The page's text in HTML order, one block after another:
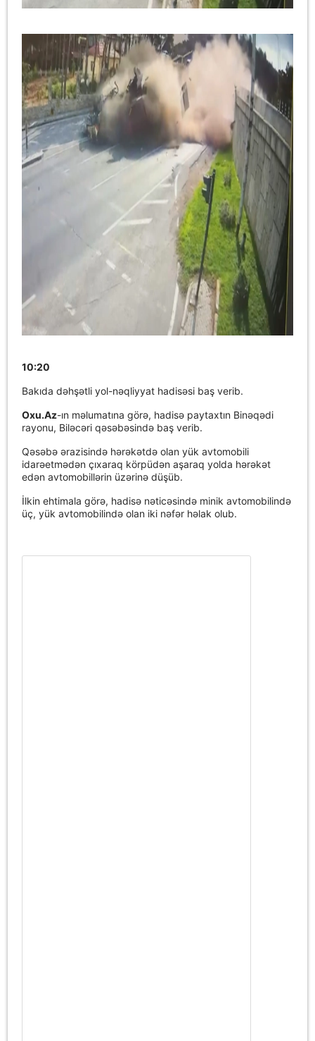
10:20
Bakıda dəhşətli yol-nəqliyyat hadisəsi baş verib.
Oxu.Az-ın məlumatına görə, hadisə paytaxtın Binəqədi
rayonu, Biləcəri qəsəbəsində baş verib.
Qəsəbə ərazisində hərəkətdə olan yük avtomobili
idarəetmədən çıxaraq körpüdən aşaraq yolda hərəkət
edən avtomobillərin üzərinə düşüb.
İlkin ehtimala görə, hadisə nəticəsində minik avtomobilində
üç, yük avtomobilində olan iki nəfər həlak olub.